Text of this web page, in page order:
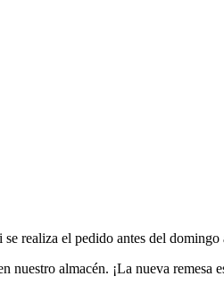
se realiza el pedido antes del domingo
nuestro almacén. ¡La nueva